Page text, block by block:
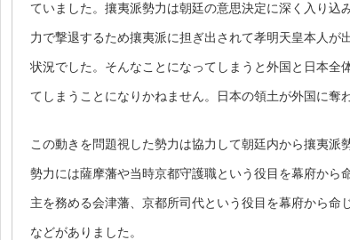
ていました。攘夷派勢力は朝廷の意思決定に深く入り込
力で撃退するため攘夷派に担ぎ出されて孝明天皇本人が
状況でした。そんなことになってしまうと外国と日本全
てしまうことになりかねません。日本の領土が外国に奪
この動きを問題視した勢力は協力して朝廷内から攘夷派
勢力には薩摩藩や当時京都守護職という役目を幕府から
主を務める会津藩、京都所司代という役目を幕府から命
などがありました。